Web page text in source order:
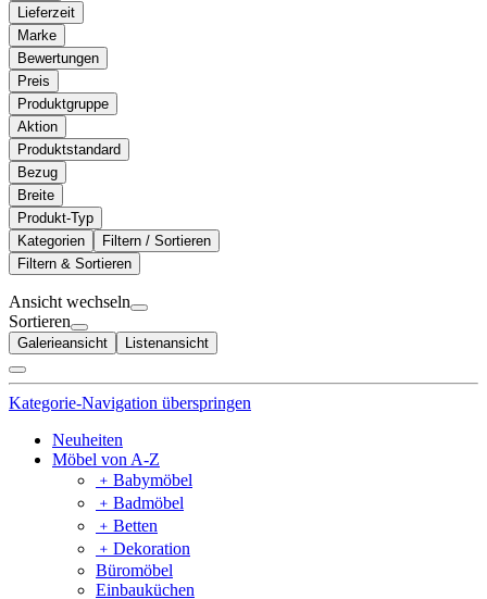
Lieferzeit
Marke
Bewertungen
Preis
Produktgruppe
Aktion
Produktstandard
Bezug
Breite
Produkt-Typ
Kategorien
Filtern / Sortieren
Filtern & Sortieren
Ansicht wechseln
Sortieren
Galerieansicht Listenansicht
Kategorie-Navigation überspringen
Neuheiten
Möbel von A-Z
﹢ Babymöbel
﹢ Badmöbel
﹢ Betten
﹢ Dekoration
Büromöbel
Einbauküchen